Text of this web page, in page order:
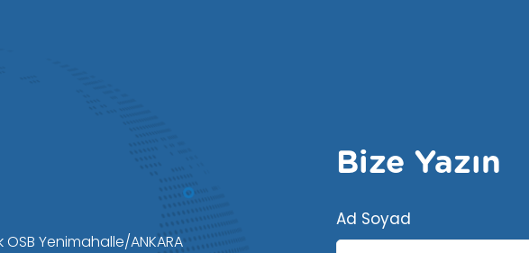
Yenimahalle/ANKARA
Bize Yazın
Ad Soyad